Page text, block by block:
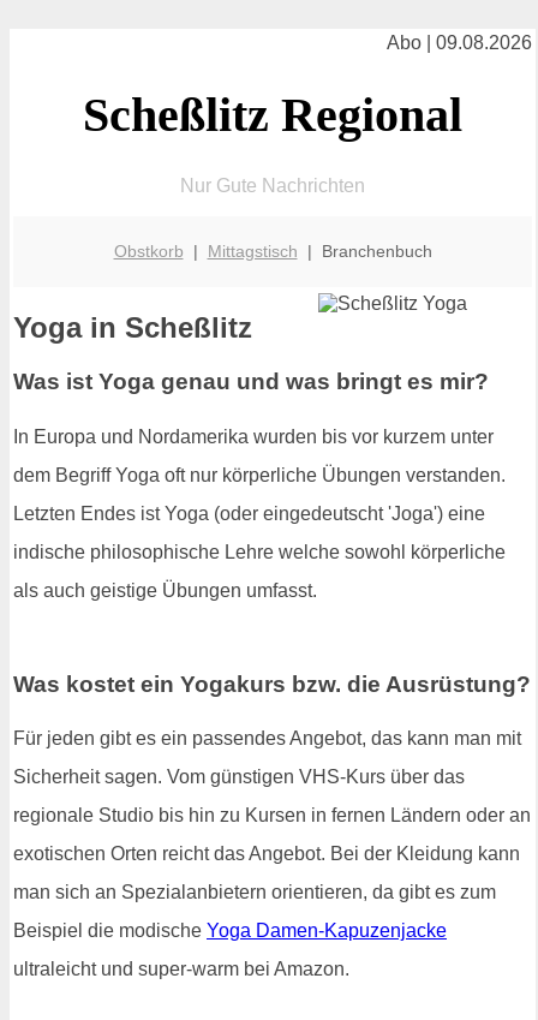
Abo | 09.08.2026
Scheßlitz Regional
Nur Gute Nachrichten
Obstkorb | Mittagstisch | Branchenbuch
Yoga in Scheßlitz
Was ist Yoga genau und was bringt es mir?
In Europa und Nordamerika wurden bis vor kurzem unter
dem Begriff Yoga oft nur körperliche Übungen verstanden.
Letzten Endes ist Yoga (oder eingedeutscht 'Joga') eine
indische philosophische Lehre welche sowohl körperliche
als auch geistige Übungen umfasst.
Was kostet ein Yogakurs bzw. die Ausrüstung?
Für jeden gibt es ein passendes Angebot, das kann man mit
Sicherheit sagen. Vom günstigen VHS-Kurs über das
regionale Studio bis hin zu Kursen in fernen Ländern oder an
exotischen Orten reicht das Angebot. Bei der Kleidung kann
man sich an Spezialanbietern orientieren, da gibt es zum
Beispiel die modische Yoga Damen-Kapuzenjacke
ultraleicht und super-warm bei Amazon.